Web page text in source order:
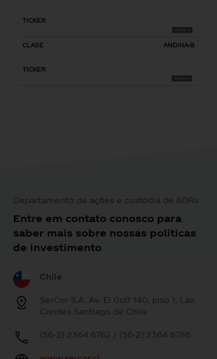
ANDINA-B
Departamento de ações e custódia de ADRs
Entre em contato conosco para
saber mais sobre nossas políticas
de investimento
Chile
SerCor S.A. Av. El Golf 140, piso 1, Las
Condes Santiago de Chile
(56-2) 2364 6762 / (56-2) 2364 6786